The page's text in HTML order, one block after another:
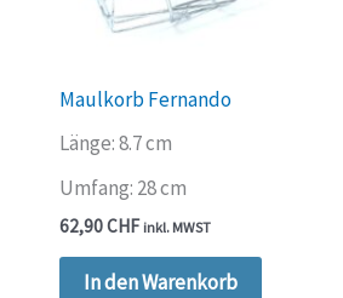
Maulkorb Fernando
Länge: 8.7 cm
Umfang: 28 cm
62,90CHF inkl. MWST
In den Warenkorb